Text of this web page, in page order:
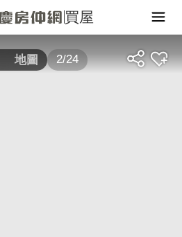
買屋
地圖 2/24